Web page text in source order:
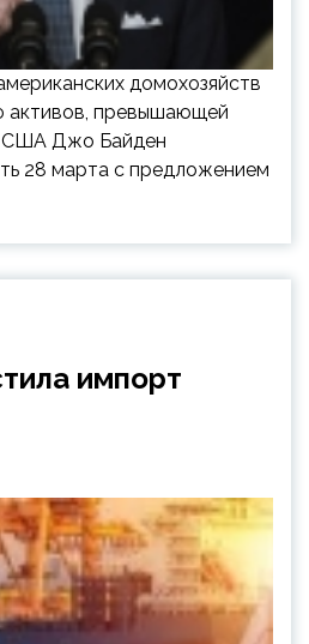
домохозяйств
активов, превышающей
США Джо Байден
28 марта с предложением
импорт